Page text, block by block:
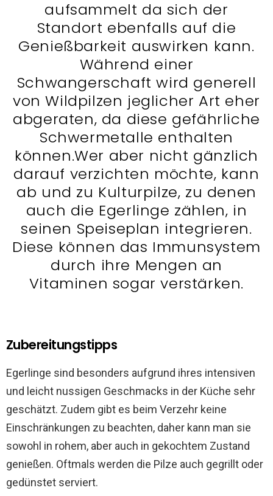
aufsammelt da sich der
Standort ebenfalls auf die
Genießbarkeit auswirken kann.
Während einer
Schwangerschaft wird generell
von Wildpilzen jeglicher Art eher
abgeraten, da diese gefährliche
Schwermetalle enthalten
können.Wer aber nicht gänzlich
darauf verzichten möchte, kann
ab und zu Kulturpilze, zu denen
auch die Egerlinge zählen, in
seinen Speiseplan integrieren.
Diese können das Immunsystem
durch ihre Mengen an
Vitaminen sogar verstärken.
Zubereitungstipps
Egerlinge sind besonders aufgrund ihres intensiven
und leicht nussigen Geschmacks in der Küche sehr
geschätzt. Zudem gibt es beim Verzehr keine
Einschränkungen zu beachten, daher kann man sie
sowohl in rohem, aber auch in gekochtem Zustand
genießen. Oftmals werden die Pilze auch gegrillt oder
gedünstet serviert.